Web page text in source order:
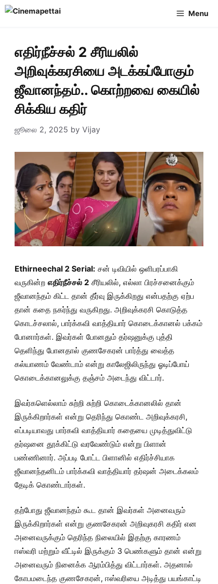
Skip
Menu
எதிர்நீச்சல் 2 சீரியலில்
அறிவுக்கரசியை அடக்கப்போகும்
ஜீவானந்தம்.. கொற்றவை கையில்
சிக்கிய கதிர்
ஜூலை 2, 2025 by Vijay
Ethirneechal 2 Serial: சன் டிவியில் ஒளிபரப்பாகி
வருகின்ற எதிர்நீச்சல் 2 சீரியலில், எல்லா பிரச்சனைக்கும்
ஜீவானந்தம் கிட்ட தான் தீர்வு இருக்கிறது என்பதற்கு ஏற்ப
தான் கதை நகர்ந்து வருகிறது. அறிவுக்கரசி கொடுத்த
கொடச்சலால், பார்க்கவி வாத்தியார் கொடைக்கானல் பக்கம்
போனார்கள். இவர்கள் போனதும் தர்ஷனுக்கு புத்தி
தெளிந்து போனதால் குணசேகரன் பார்த்து வைத்த
கல்யாணம் வேண்டாம் என்று காலேஜிலிருந்து ஓடிப்போய்
கொடைக்கானலுக்கு தஞ்சம் அடைந்து விட்டார்.
இவர்களெல்லாம் சுற்றி சுற்றி கொடைக்கானலில் தான்
இருக்கிறார்கள் என்று தெரிந்து கொண்ட அறிவுக்கரசி,
எப்படியாவது பார்கவி வாத்தியார் கதையை முடித்துவிட்டு
தர்ஷனை தூக்கிட்டு வரவேண்டும் என்று பிளான்
பண்ணினார். அப்படி போட்ட பிளானில் எதிர்ச்சியாக
ஜீவானந்தனிடம் பார்க்கவி வாத்தியார் தர்ஷன் அடைக்கலம்
தேடிக் கொண்டார்கள்.
தற்போது ஜீவானந்தம் கூட தான் இவர்கள் அனைவரும்
இருக்கிறார்கள் என்று குணசேகரன் அறிவுகரசி கதிர் என
அனைவருக்கும் தெரிந்த நிலையில் இதற்கு காரணம்
ஈஸ்வரி மற்றும் வீட்டில் இருக்கும் 3 பெண்களும் தான் என்று
அனைவரும் நினைக்க ஆரம்பித்து விட்டார்கள். அதனால்
கோபமடைந்த குணசேகரன், ஈஸ்வரியை அடித்து பயங்காட்டி